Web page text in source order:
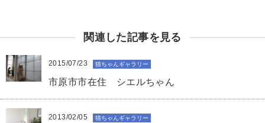
関連した記事を見る
2015/07/23 猫ちゃんギャラリー
市原市市在住 シエルちゃん
2013/02/05 猫ちゃんギャラリー